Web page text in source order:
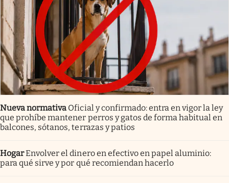
Nueva normativa Oficial y confirmado: entra en vigor la ley
que prohíbe mantener perros y gatos de forma habitual en
balcones, sótanos, terrazas y patios
HogarEnvolver el dinero en efectivo en papel aluminio:
para qué sirve y por qué recomiendan hacerlo